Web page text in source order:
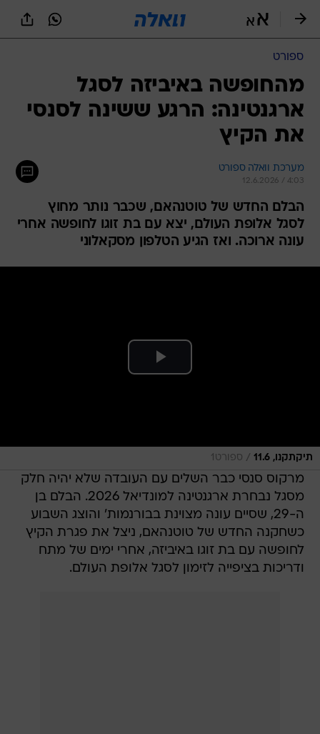
ספורט
מהחופשה באיביזה לסגל
ארגנטינה: הרגע ששינה לסנסי
את הקיץ
מערכת וואלה ספורט
12.6.2026 / 4:03
הבלם החדש של טוטנהאם, שכבר נותר מחוץ
לסגל אלופת העולם, יצא עם בת זוגו לחופשה אחרי
עונה ארוכה. ואז הגיע הטלפון מסקאלוני
תיקתקנו, 11.6 / ספורט1
מרקוס סנסי כבר השלים עם העובדה שלא יהיה חלק
מסגל נבחרת ארגנטינה למונדיאל 2026. הבלם בן
ה-29, שסיים עונה מצוינת בבורנמות' והוצג השבוע
כשחקנה החדש של טוטנהאם, ניצל את פגרת הקיץ
לחופשה עם בת זוגו באיביזה, אחרי ימים של מתח
ודריכות בציפייה לזימון לסגל אלופת העולם.